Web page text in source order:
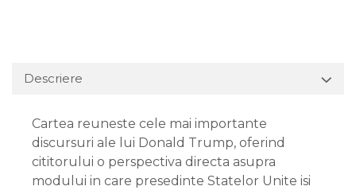
Descriere
Cartea reuneste cele mai importante
discursuri ale lui Donald Trump, oferind
cititorului o perspectiva directa asupra
modului in care presedinte Statelor Unite isi